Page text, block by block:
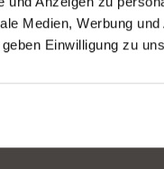
Medien, Werbung
Einwilligung zu